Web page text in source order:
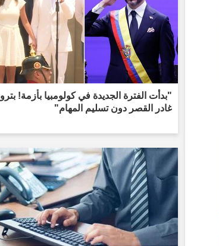
"بدأت الفترة الجديدة في كولومبيا بأزمة! بترو
غادر القصر دون تسليم المهام"